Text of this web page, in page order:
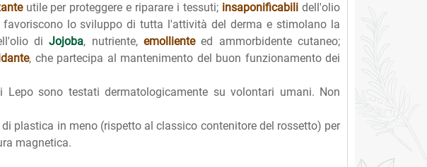
utile per proteggere e riparare i tessuti; insaponificabili dell'olio
lo sviluppo di tutta l'attività del derma e stimolano la
diJojoba, nutriente,emollienteed ammorbidente cutaneo;
, che partecipa al mantenimento del buon funzionamento dei
sono testati dermatologicamente su volontari umani. Non
plastica in meno (rispetto al classico contenitore del rossetto) per
magnetica.